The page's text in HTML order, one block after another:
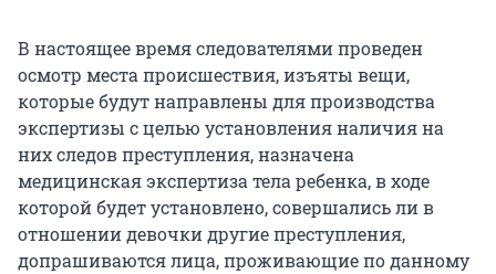
В настоящее время следователями проведен
осмотр места происшествия, изъяты вещи,
которые будут направлены для производства
экспертизы с целью установления наличия на
них следов преступления, назначена
медицинская экспертиза тела ребенка, в ходе
которой будет установлено, совершались ли в
отношении девочки другие преступления,
допрашиваются лица, проживающие по данному